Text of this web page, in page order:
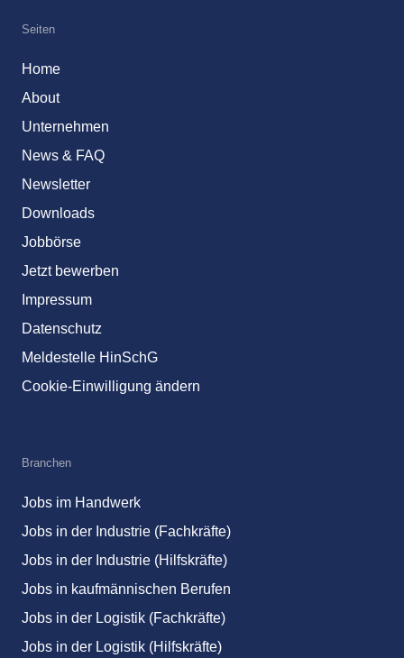
Seiten
Home
About
Unternehmen
News & FAQ
Newsletter
Downloads
Jobbörse
Jetzt bewerben
Impressum
Datenschutz
Meldestelle HinSchG
Cookie-Einwilligung ändern
Branchen
Jobs im Handwerk
Jobs in der Industrie (Fachkräfte)
Jobs in der Industrie (Hilfskräfte)
Jobs in kaufmännischen Berufen
Jobs in der Logistik (Fachkräfte)
Jobs in der Logistik (Hilfskräfte)